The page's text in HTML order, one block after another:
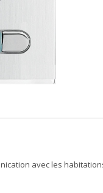
avec les